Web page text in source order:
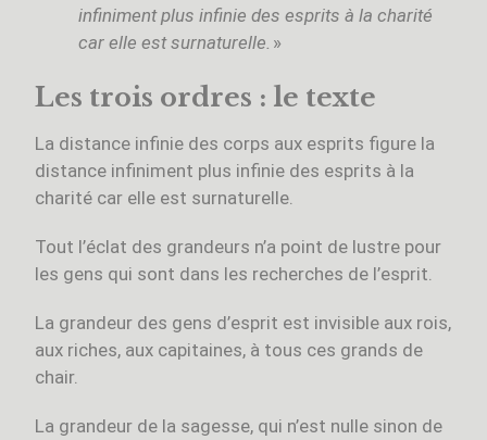
infiniment plus infinie des esprits à la charité
car elle est surnaturelle. »
Les trois ordres : le texte
La distance infinie des corps aux esprits figure la
distance infiniment plus infinie des esprits à la
charité car elle est surnaturelle.
Tout l’éclat des grandeurs n’a point de lustre pour
les gens qui sont dans les recherches de l’esprit.
La grandeur des gens d’esprit est invisible aux rois,
aux riches, aux capitaines, à tous ces grands de
chair.
La grandeur de la sagesse, qui n’est nulle sinon de